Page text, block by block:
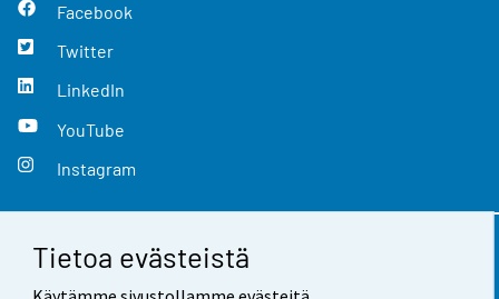
Tietoa evästeistä
Facebook
Twitter
LinkedIn
YouTube
Instagram
Yhteystiedot